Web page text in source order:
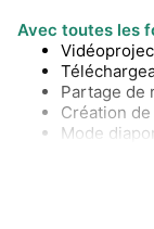
Avec toutes les
Partage de
Création
Mode